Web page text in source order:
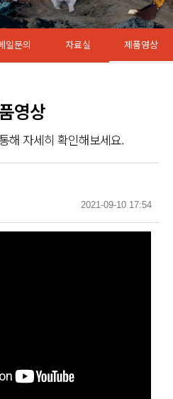
일문의 자료실 제품영상
영상
해 자세히 확인해보세요.
2021-09-10 17:54